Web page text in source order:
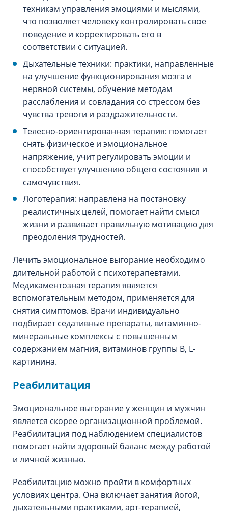
техникам управления эмоциями и мыслями,
что позволяет человеку контролировать свое
поведение и корректировать его в
соответствии с ситуацией.
Дыхательные техники: практики, направленные
на улучшение функционирования мозга и
нервной системы, обучение методам
расслабления и совладания со стрессом без
чувства тревоги и раздражительности.
Телесно-ориентированная терапия: помогает
снять физическое и эмоциональное
напряжение, учит регулировать эмоции и
способствует улучшению общего состояния и
самочувствия.
Логотерапия: направлена на постановку
реалистичных целей, помогает найти смысл
жизни и развивает правильную мотивацию для
преодоления трудностей.
Лечить эмоциональное выгорание необходимо
длительной работой с психотерапевтами.
Медикаментозная терапия является
вспомогательным методом, применяется для
снятия симптомов. Врачи индивидуально
подбирает седативные препараты, витаминно-
минеральные комплексы с повышенным
содержанием магния, витаминов группы В, L-
картинина.
Реабилитация
Эмоциональное выгорание у женщин и мужчин
является скорее организационной проблемой.
Реабилитация под наблюдением специалистов
помогает найти здоровый баланс между работой
и личной жизнью.
Реабилитацию можно пройти в комфортных
условиях центра. Она включает занятия йогой,
дыхательными практиками, арт-терапией,